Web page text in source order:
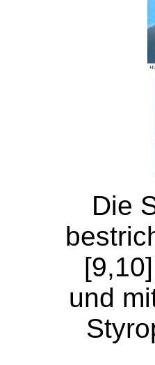
Die
und